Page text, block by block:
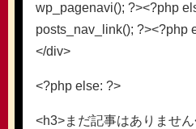
wp_pagenavi(); ?><?php
posts_nav_link(); ?><?php
</div>
<?php else: ?>
<h3>まだ記事はありませ